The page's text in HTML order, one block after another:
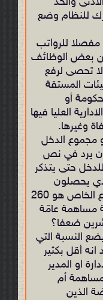
للنظام وضع
للرواتب
بعض الوظائف
تحصى لرفع
المستقة
أو
العليا فيها
وغيرها.
الدخل
يرد في نص
حتى يتذكر
يحصلون
عليه.الحدّ الأدنى للاجور في القطاع الخاص هو 260
مساهمة عامّة
ضعفا؟
النسبة التي
أقل بكثير
او المدير
أم
الذين